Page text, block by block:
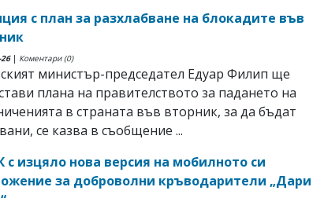
с план за разхлабване на блокадите във
| Коментари (0)
министър-председател Едуар Филип ще
плана на правителството за падането на
в страната във вторник, за да бъдат
се казва в съобщение ...
с изцяло нова версия на мобилното си
за доброволни кръводарители „Дари